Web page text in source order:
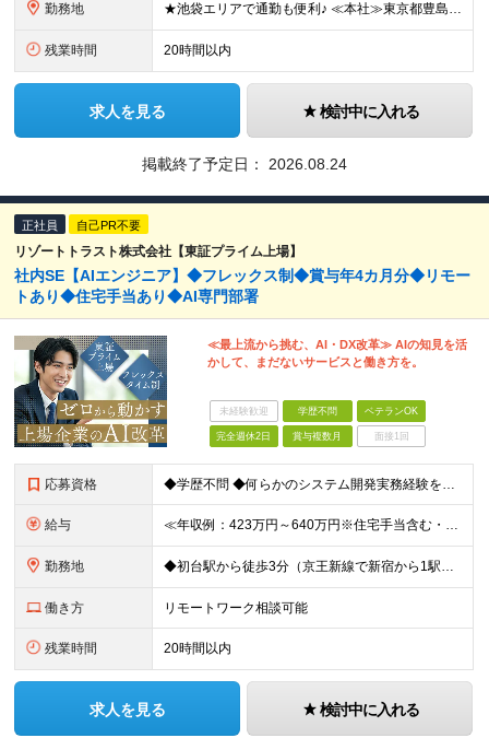
勤務地 ★池袋エリアで通勤も便利♪ ≪本社≫東京都豊島区東池袋2-29-7 ※（変更の範囲）上記を除く当社関連勤務地
残業時間 20時間以内
求人を見る 検討中に入れる
掲載終了予定日： 2026.08.24
正社員 自己PR不要
リゾートトラスト株式会社【東証プライム上場】
社内SE【AIエンジニア】◆フレックス制◆賞与年4カ月分◆リモー
トあり◆住宅手当あり◆AI専門部署
≪最上流から挑む、AI・DX改革≫ AIの知見を活
かして、まだないサービスと働き方を。
未経験歓迎 学歴不問 ベテランOK
完全週休2日 賞与複数月 面接1回
応募資格 ◆学歴不問 ◆何らかのシステム開発実務経験をお持ちの方 （目安2年以上／開発言語や担当工程は不問です） ※AI分野における開発業務の経験・知見をお持ちの方は歓迎いたします！ ＜このような方をお待ちし
給与 ≪年収例：423万円～640万円※住宅手当含む・残業代除く≫ ◆賞与年4カ月分支給 ※昨年度実績 ◆住宅手当・退職金制度・持株会など各種制度や手当が充実！ 月給24万800円～37万8,050円＋賞
勤務地 ◆初台駅から徒歩3分（京王新線で新宿から1駅！） ◆リモートワーク／フリーアドレス制度あり ◆出張転勤なし 【リゾートトラスト 東京本社】 東京都渋谷区代々木4-36-19 リゾートトラスト東京ビル
働き方 リモートワーク相談可能
残業時間 20時間以内
求人を見る 検討中に入れる